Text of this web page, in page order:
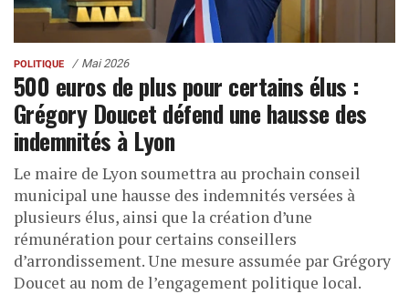
POLITIQUE Mai 2026
500 euros de plus pour certains élus :
Grégory Doucet défend une hausse des
indemnités à Lyon
Le maire de Lyon soumettra au prochain conseil
municipal une hausse des indemnités versées à
plusieurs élus, ainsi que la création d’une
rémunération pour certains conseillers
d’arrondissement. Une mesure assumée par Grégory
Doucet au nom de l’engagement politique local.